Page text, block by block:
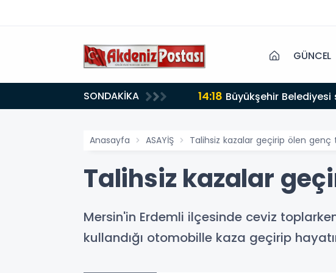
GÜNCEL
SONDAKİKA 14:18 Büyükşehir
Anasayfa ASAYİŞ Talihsiz kazalar geçirip ölen genç
Talihsiz kazalar
Mersin'in Erdemli ilçesinde ceviz
kullandığı otomobille kaza geçirip